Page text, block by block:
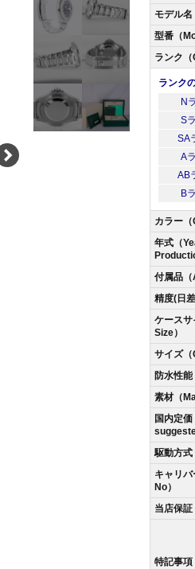
モデル名
型番（
ランク（
ランク
N
S
SA
A
AB
B
カラー（
年式（
付属品
精度(日
ケース
Size）
サイズ（
防水性能
素材（
国内定
駆動方式
キャリ
No）
当店保証
特記事項